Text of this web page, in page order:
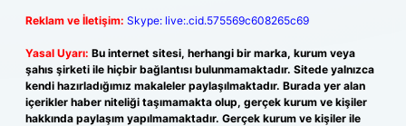
Reklam ve İletişim: Skype: live:.cid.575569c608265c69
Yasal Uyarı: Bu internet sitesi, herhangi bir marka, kurum veya
şahıs şirketi ile hiçbir bağlantısı bulunmamaktadır. Sitede yalnızca
kendi hazırladığımız makaleler paylaşılmaktadır. Burada yer alan
içerikler haber niteliği taşımamakta olup, gerçek kurum ve kişiler
hakkında paylaşım yapılmamaktadır. Gerçek kurum ve kişiler ile